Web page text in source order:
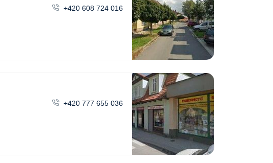
+420 608 724 016
+420 777 655 036